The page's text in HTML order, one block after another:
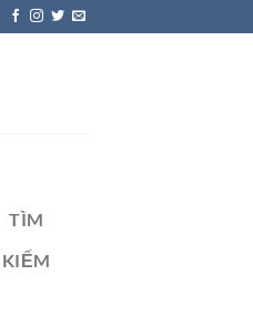
TÌM
KIẾM